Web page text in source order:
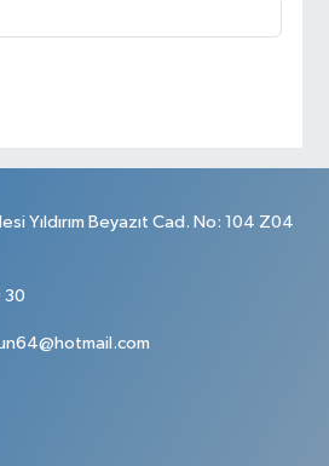
Yıldırım Beyazıt Cad. No: 104 Z04
30